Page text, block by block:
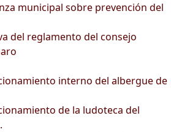
municipal sobre prevención del
del reglamento del consejo
interno del albergue de
de la ludoteca del